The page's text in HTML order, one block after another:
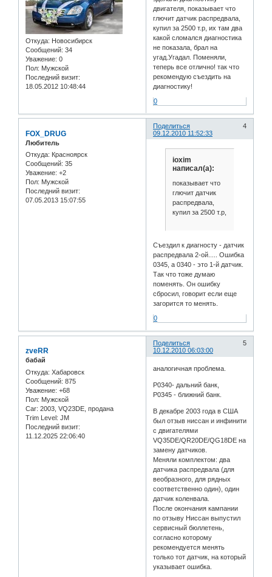
Откуда: Новосибирск
Сообщений: 34
Уважение: 0
Пол: Мужской
Последний визит:
18.05.2012 10:48:44
двигателя, показывает что
глючит датчик распредвала,
купил за 2500 т.р, их там два
какой сломался диагностика
не показала, брал на
угад.Угадал. Поменяли,
теперь все отлично! так что
рекомендую съездить на
диагностику!
0
Поделиться
4
09.12.2010 11:52:33
FOX_DRUG
Любитель
Откуда: Красноярск
Сообщений: 35
Уважение: +2
Пол: Мужской
Последний визит:
07.05.2013 15:07:55
ioxim
написал(а):
показывает что
глючит датчик
распредвала,
купил за 2500 т.р,
Съездил к диагносту - датчик
распредвала 2-ой..... Ошибка
0345, а 0340 - это 1-й датчик.
Так что тоже думаю
поменять. Он ошибку
сбросил, говорит если еще
загорится то менять.
0
Поделиться
5
10.12.2010 06:03:00
zveRR
бабай
Откуда: Хабаровск
Сообщений: 875
Уважение: +68
Пол: Мужской
Car: 2003, VQ23DE, продана
Trim Level: JM
Последний визит:
11.12.2025 22:06:40
аналогичная проблема.
P0340- дальний банк,
P0345 - ближний банк.
В декабре 2003 года в США
был отзыв ниссан и инфинити
с двигателями
VQ35DE/QR20DE/QG18DE на
замену датчиков.
Меняли комплектом: два
датчика распредвала (для
веобразного, для рядных
соответственно один), один
датчик коленвала.
После окончания кампании
по отзыву Ниссан выпустил
сервисный бюллетень,
согласно которому
рекомендуется менять
только тот датчик, на который
указывает ошибка.